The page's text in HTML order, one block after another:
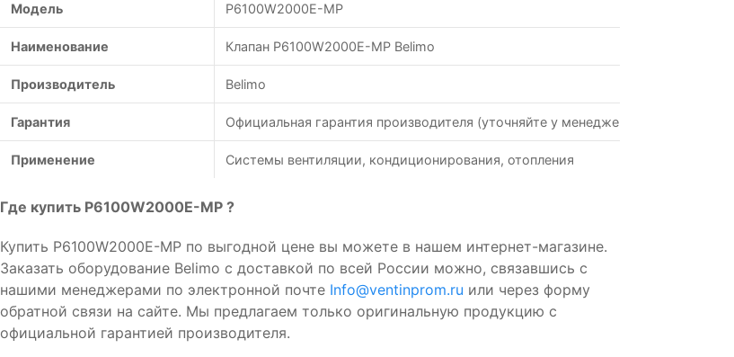
Модель P6100W2000E-MP
Наименование Клапан P6100W2000E-MP Belimo
Производитель Belimo
Гарантия Официальная гарантия производителя (уточняйте у менеджеров)
Применение Системы вентиляции, кондиционирования, отопления
Где купить P6100W2000E-MP ?
Купить P6100W2000E-MP по выгодной цене вы можете в нашем интернет-магазине.
Заказать оборудование Belimo с доставкой по всей России можно, связавшись с
нашими менеджерами по электронной почте Info@ventinprom.ru или через форму
обратной связи на сайте. Мы предлагаем только оригинальную продукцию с
официальной гарантией производителя.